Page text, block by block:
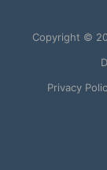
Copyright ©
Privacy